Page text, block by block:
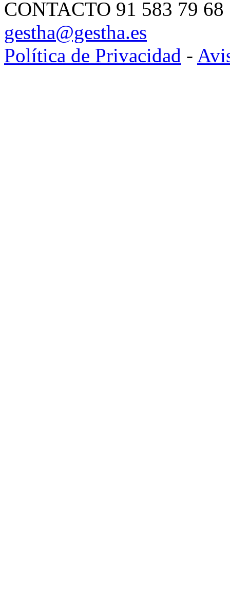
CONTACTO 91 583 79
gestha@gestha.es
Política de Privacidad -